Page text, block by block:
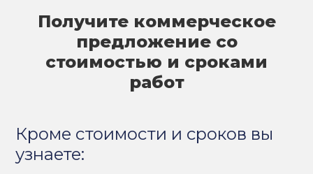
Получите коммерческое
предложение со
стоимостью и сроками
работ
Кроме стоимости и сроков вы
узнаете: